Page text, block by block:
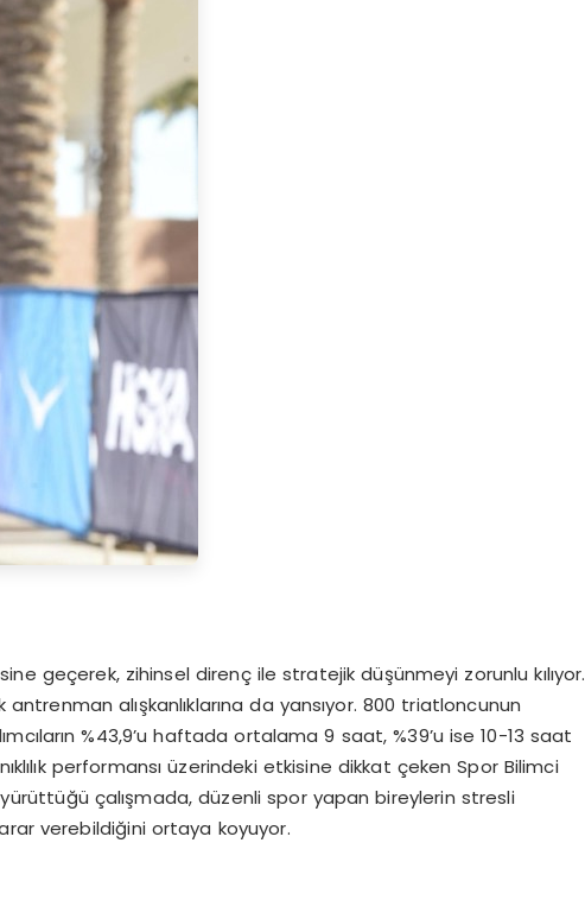
geçerek, zihinsel direnç ile stratejik düşünmeyi zorunlu kılıyor.
alışkanlıklarına da yansıyor. 800 triatloncunun
%43,9’u haftada ortalama 9 saat, %39’u ise 10-13 saat
performansı üzerindeki etkisine dikkat çeken Spor Bilimci
çalışmada, düzenli spor yapan bireylerin stresli
verebildiğini ortaya koyuyor.